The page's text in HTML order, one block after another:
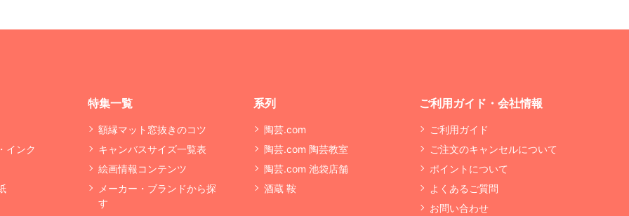
インク
特集一覧
額縁マット窓抜きのコツ
キャンバスサイズ一覧表
絵画情報コンテンツ
メーカー・ブランドから探
す
系列
陶芸.com
陶芸.com 陶芸教室
陶芸.com 池袋店舗
酒蔵 鞍
ご利用ガイド・会社情報
ご利用ガイド
ご注文のキャンセルについて
ポイントについて
よくあるご質問
お問い合わせ